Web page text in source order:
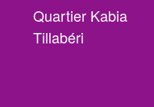
Quartier Kabia
Tillabéri